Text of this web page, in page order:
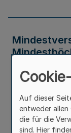
Auf dieser
entweder allen
die für die
sind. Hier